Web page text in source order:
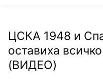
ЦСКА 1948 и
оставиха
(ВИДЕО)